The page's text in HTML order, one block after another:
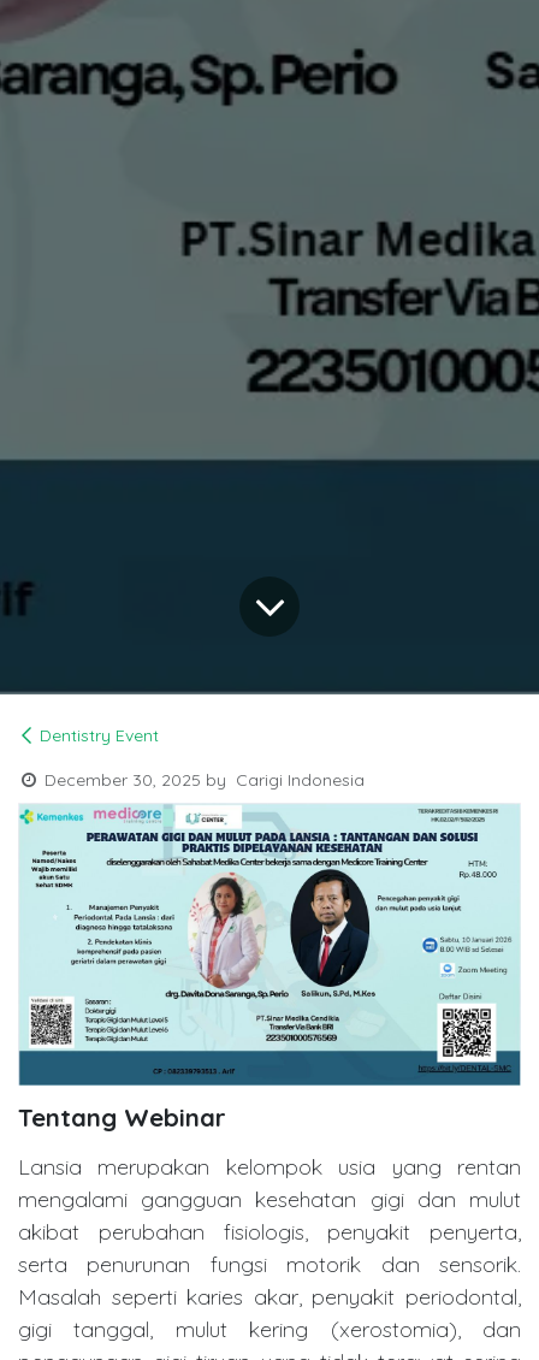
Dentistry Event
December 30, 2025 by Carigi Indonesia
Tentang Webinar
Lansia merupakan kelompok usia yang rentan
mengalami gangguan kesehatan gigi dan mulut
akibat perubahan fisiologis, penyakit penyerta,
serta penurunan fungsi motorik dan sensorik.
Masalah seperti karies akar, penyakit periodontal,
gigi tanggal, mulut kering (xerostomia), dan